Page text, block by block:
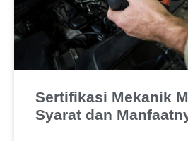
Sertifikasi Mekanik
Syarat dan